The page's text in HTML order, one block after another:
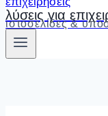
λύσεις για
ιστοσελίδες &